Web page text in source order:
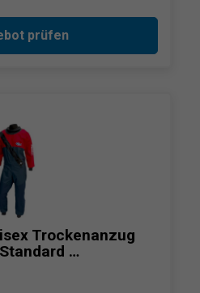
prüfen
Trockenanzug
…